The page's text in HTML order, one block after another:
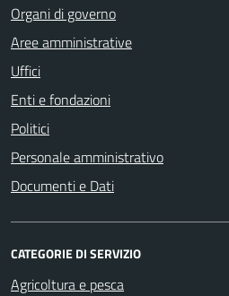
Organi di governo
Aree amministrative
Uffici
Enti e fondazioni
Politici
Personale amministrativo
Documenti e Dati
CATEGORIE DI SERVIZIO
Agricoltura e pesca